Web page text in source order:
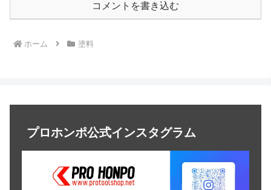
コメントを書き込む
ホーム 塗料
プロホンポ公式インスタグラム